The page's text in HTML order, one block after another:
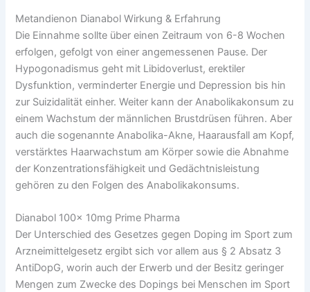
Metandienon Dianabol Wirkung & Erfahrung
Die Einnahme sollte über einen Zeitraum von 6-8 Wochen
erfolgen, gefolgt von einer angemessenen Pause. Der
Hypogonadismus geht mit Libidoverlust, erektiler
Dysfunktion, verminderter Energie und Depression bis hin
zur Suizidalität einher. Weiter kann der Anabolikakonsum zu
einem Wachstum der männlichen Brustdrüsen führen. Aber
auch die sogenannte Anabolika-Akne, Haarausfall am Kopf,
verstärktes Haarwachstum am Körper sowie die Abnahme
der Konzentrationsfähigkeit und Gedächtnisleistung
gehören zu den Folgen des Anabolikakonsums.
Dianabol 100x 10mg Prime Pharma
Der Unterschied des Gesetzes gegen Doping im Sport zum
Arzneimittelgesetz ergibt sich vor allem aus § 2 Absatz 3
AntiDopG, worin auch der Erwerb und der Besitz geringer
Mengen zum Zwecke des Dopings bei Menschen im Sport